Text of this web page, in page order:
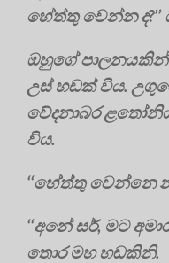
හේත්තු වෙන්න
ඔහුගේ පාලනයකින්
උස් හඩක් විය.
වේදනාබර
විය.
‘‘හේත්තු වෙන්නෙ
‘‘අනේ සර්, මට
තොර මහ හඬකිනි.